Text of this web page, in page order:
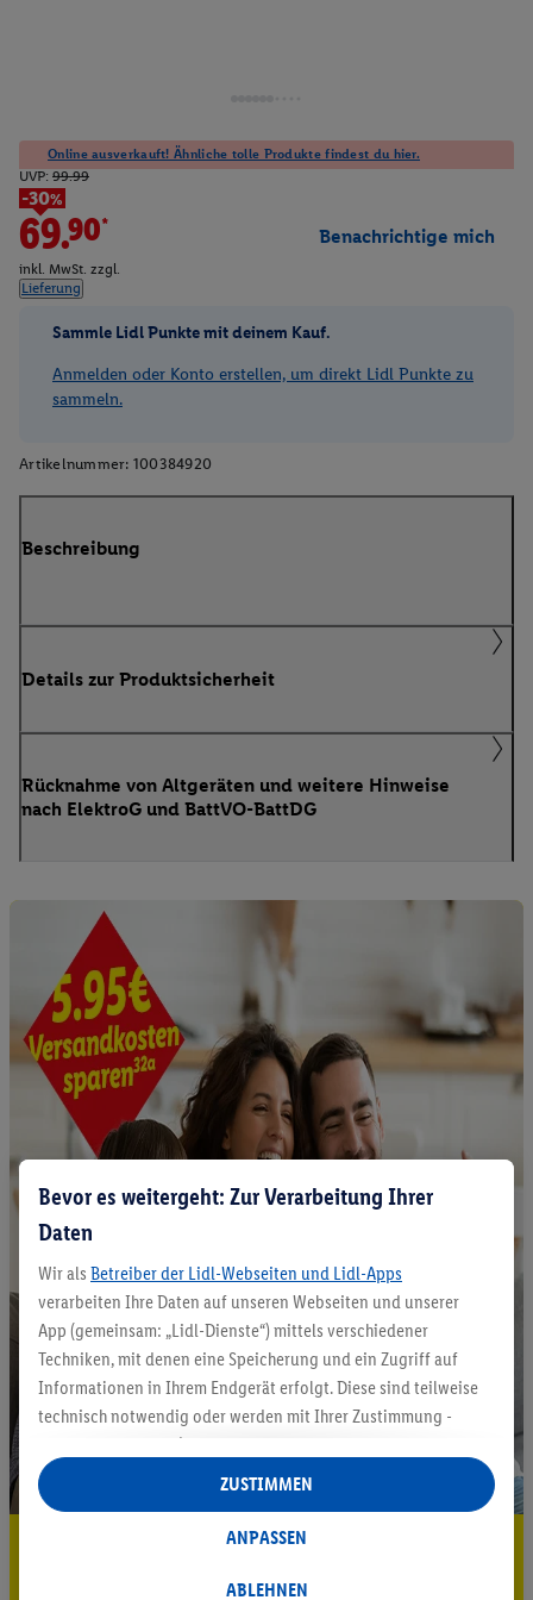
Online ausverkauft! Ähnliche tolle Produkte findest du hier.
UVP: 99.99
-30%
69.90*
inkl. MwSt. zzgl.
Lieferung
Benachrichtige mich
Sammle Lidl Punkte mit deinem Kauf.
Anmelden oder Konto erstellen, um direkt Lidl Punkte zu
sammeln.
Artikelnummer: 100384920
Beschreibung
Details zur Produktsicherheit
Rücknahme von Altgeräten und weitere Hinweise
nach ElektroG und BattVO-BattDG
5.95 € Versand sparen³²ᵃ
Jetzt zum Newsletter anmelden
Bevor es weitergeht: Zur Verarbeitung Ihrer
Daten
Wir als Betreiber der Lidl-Webseiten und Lidl-Apps
verarbeiten Ihre Daten auf unseren Webseiten und unserer
App (gemeinsam: „Lidl-Dienste“) mittels verschiedener
Techniken, mit denen eine Speicherung und ein Zugriff auf
Informationen in Ihrem Endgerät erfolgt. Diese sind teilweise
technisch notwendig oder werden mit Ihrer Zustimmung -
auch durch Partner (u.a.
Verantwortliche; im Zusammenhang mit dem IAB TCF
insgesamt
Statistik-Erstellung oder für personalisierte Werbung
Datenverarbeitungen für personalisierte Werbung werden
ABLEHNEN
ANPASSEN
ZUSTIMMEN